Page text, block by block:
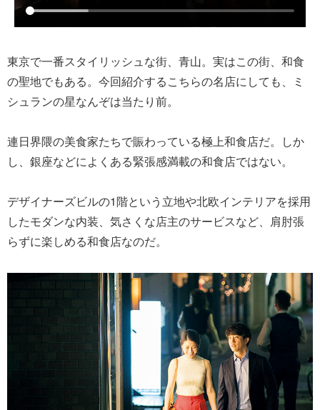
東京で一番スタイリッシュな街、青山。実はこの街、和食
の聖地でもある。今回紹介するこちらの名店にしても、ミ
シュランの星なんぞは当たり前。
連日界隈の美食家たちで賑わっている極上和食店だ。しか
し、銀座などによくある緊張感満載の和食店ではない。
デザイナーズビルの1階という立地や北欧インテリアを採用
したモダンな内装、気さくな店主のサービスなど、肩肘張
らずに楽しめる和食店なのだ。